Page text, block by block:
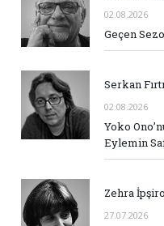
02.08.2026
Geçen
Serkan
02.08.2026
Yoko
Eylemin
Zehra
27.07.2026